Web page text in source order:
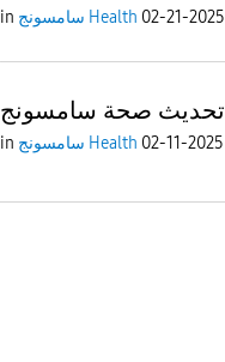
in سامسونج Health 02-21-2025
تحديث صحة سامسونج
in سامسونج Health 02-11-2025